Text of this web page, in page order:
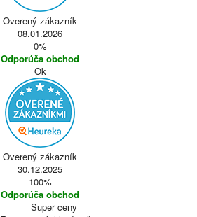
Overený zákazník
08.01.2026
0%
Odporúča obchod
Ok
Overený zákazník
30.12.2025
100%
Odporúča obchod
Super ceny